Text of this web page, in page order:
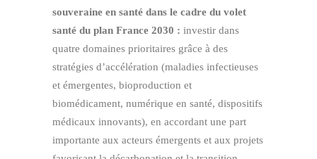
souveraine en santé dans le cadre du volet
santé du plan France 2030 : investir dans
quatre domaines prioritaires grâce à des
stratégies d’accélération (maladies infectieuses
et émergentes, bioproduction et
biomédicament, numérique en santé, dispositifs
médicaux innovants), en accordant une part
importante aux acteurs émergents et aux projets